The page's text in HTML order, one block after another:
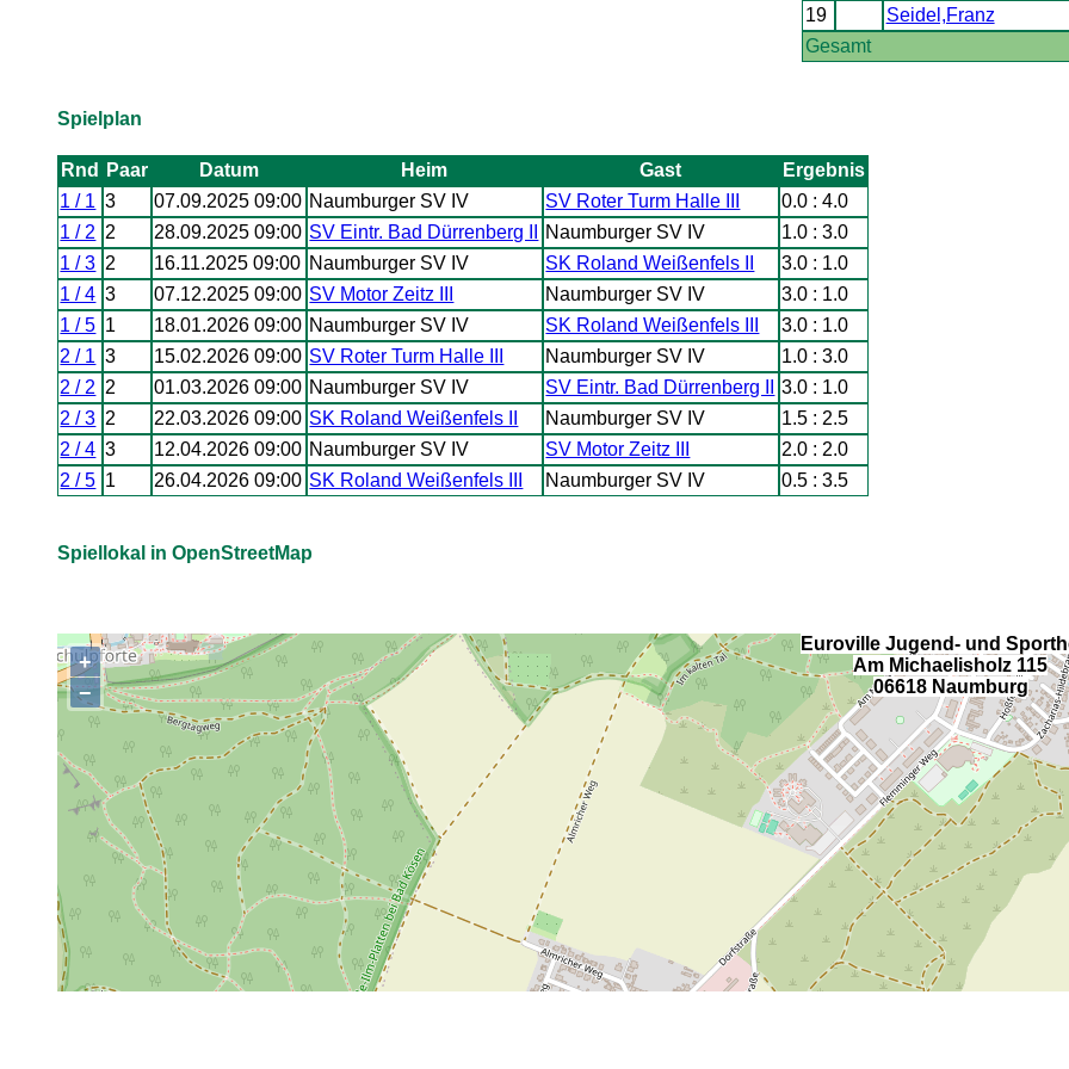
19
Seidel,Franz
Gesamt
Spielplan
Rnd Paar Datum Heim Gast
Ergebnis
1 / 1 3 07.09.2025 09:00 Naumburger SV IV SV Roter Turm Halle III
0.0 : 4.0
1 / 2 2 28.09.2025 09:00 SV Eintr. Bad Dürrenberg II Naumburger SV IV
1.0 : 3.0
1 / 3 2 16.11.2025 09:00 Naumburger SV IV SK Roland Weißenfels II
3.0 : 1.0
1 / 4 3 07.12.2025 09:00 SV Motor Zeitz III Naumburger SV IV
3.0 : 1.0
1 / 5 1 18.01.2026 09:00 Naumburger SV IV SK Roland Weißenfels III
3.0 : 1.0
2 / 1 3 15.02.2026 09:00 SV Roter Turm Halle III Naumburger SV IV
1.0 : 3.0
2 / 2 2 01.03.2026 09:00 Naumburger SV IV SV Eintr. Bad Dürrenberg II
3.0 : 1.0
2 / 3 2 22.03.2026 09:00 SK Roland Weißenfels II Naumburger SV IV
1.5 : 2.5
2 / 4 3 12.04.2026 09:00 Naumburger SV IV SV Motor Zeitz III
2.0 : 2.0
2 / 5 1 26.04.2026 09:00 SK Roland Weißenfels III Naumburger SV IV 0.5 : 3.5
Spiellokal in OpenStreetMap
+
−
Euroville Jugend- und
Am Michaelisholz 115
06618 Naumburg
,